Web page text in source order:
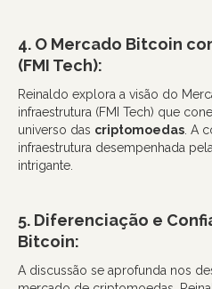
4. O Mercado Bitcoin
(FMI Tech):
Reinaldo explora a visão do
infraestrutura (FMI Tech) que
universo das criptomoedas . A
infraestrutura desempenhada
intrigante.
5. Diferenciação e
Bitcoin:
A discussão se aprofunda nos